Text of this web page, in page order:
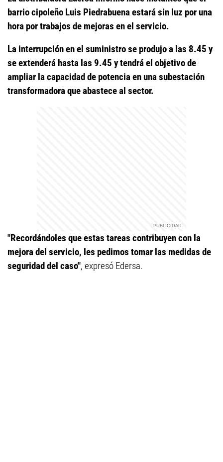
barrio cipoleño Luis Piedrabuena estará sin luz por una
hora por trabajos de mejoras en el servicio.
La interrupción en el suministro se produjo a las 8.45 y
se extenderá hasta las 9.45 y tendrá el objetivo de
ampliar la capacidad de potencia en una subestación
transformadora que abastece al sector.
"Recordándoles que estas tareas contribuyen con la
mejora del servicio, les pedimos tomar las medidas de
seguridad del caso", expresó Edersa.